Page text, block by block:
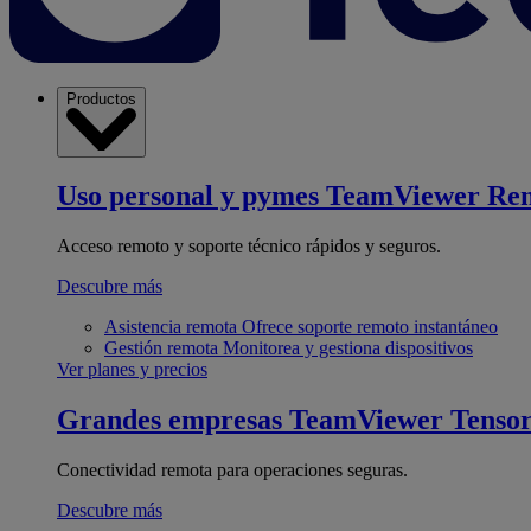
Productos
Uso personal y pymes TeamViewer
Acceso remoto y soporte técnico rápidos y seguros.
Descubre más
Asistencia remota Ofrece soporte remoto instantáneo
Gestión remota Monitorea y gestiona dispositivos
Ver planes y precios
Grandes empresas TeamViewer Tensor
Conectividad remota para operaciones seguras.
Descubre más